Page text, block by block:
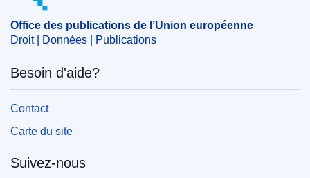
Office des publications de l’Union européenne
Droit | Données | Publications
Besoin d'aide?
Contact
Carte du site
Suivez-nous